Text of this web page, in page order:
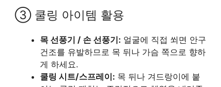
③ 쿨링 아이템 활용
목 선풍기 / 손 선풍기: 얼굴에 직접 쐬면 안구
건조를 유발하므로 목 뒤나 가슴 쪽으로 향하
게 하세요.
쿨링 시트/스프레이: 목 뒤나 겨드랑이에 붙